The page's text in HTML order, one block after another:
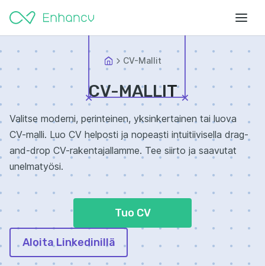
CV-Mallit
CV-MALLIT
Valitse moderni, perinteinen, yksinkertainen tai luova
CV-malli. Luo CV helposti ja nopeasti intuitiivisella drag-
and-drop CV-rakentajallamme. Tee siirto ja saavutat
unelmatyösi.
Tuo CV
Aloita Linkedinillä